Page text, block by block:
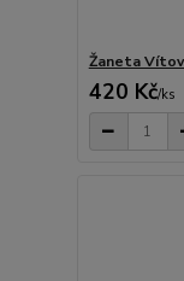
Žaneta
420 Kč/ks